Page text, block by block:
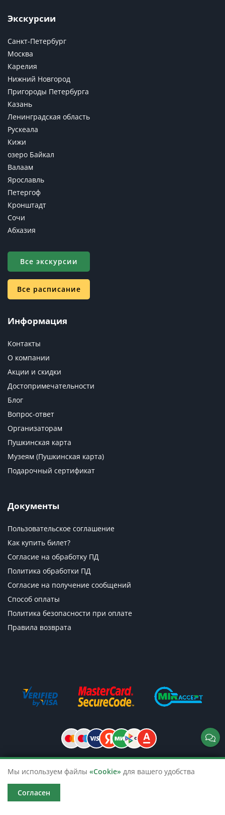
Экскурсии
Санкт-Петербург
Москва
Карелия
Нижний Новгород
Пригороды Петербурга
Казань
Ленинградская область
Рускеала
Кижи
озеро Байкал
Валаам
Ярославль
Петергоф
Кронштадт
Сочи
Абхазия
Все экскурсии
Все расписание
Информация
Контакты
О компании
Акции и скидки
Достопримечательности
Блог
Вопрос-ответ
Организаторам
Пушкинская карта
Музеям (Пушкинская карта)
Подарочный сертификат
Документы
Пользовательское соглашение
Как купить билет?
Согласие на обработку ПД
Политика обработки ПД
Согласие на получение сообщений
Способ оплаты
Политика безопасности при оплате
Правила возврата
© 2026 TicketsTour. Продажа водных
Мы используем файлы «Cookie» для вашего удобства
Согласен